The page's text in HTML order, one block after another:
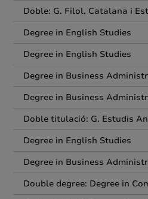
Doble: G. Filol. Catalana i
Degree in English Studies
Degree in English Studies
Degree in Business
Degree in Business
Doble titulació: G. Estudis
Degree in English Studies
Degree in Business
Double degree: Degree in